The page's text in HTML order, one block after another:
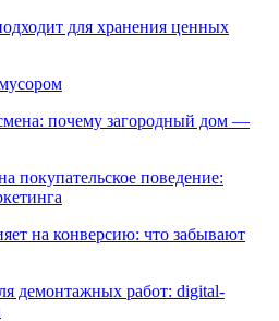
для хранения ценных
почему загородный дом —
покупательское поведение:
на конверсию: что забывают
демонтажных работ: digital-